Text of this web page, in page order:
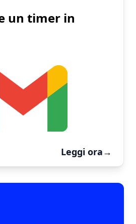
un timer in
Leggi ora→